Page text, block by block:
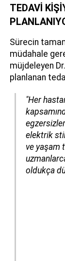
TEDAVİ
Sürecin
müdahale
müjdeleyen
planlanan
"Her
elektrik
ve yaşam
oldukça